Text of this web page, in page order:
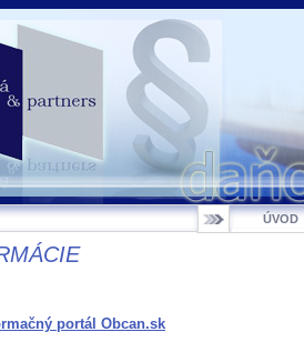
ÚVOD
portál Obcan.sk